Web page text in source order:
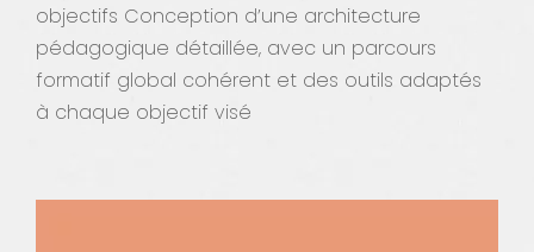
objectifs Conception d’une architecture
pédagogique détaillée, avec un parcours
formatif global cohérent et des outils adaptés
à chaque objectif visé